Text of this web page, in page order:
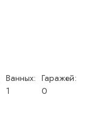
Ванных:
1
Гаражей:
0